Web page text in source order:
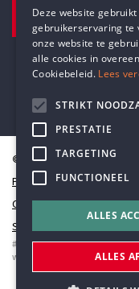
Pottenbrug
Antwerpen,
© Humanistisch Verbond
Privacy
Cookiestatement
Sitemap
#codedwithlove byCodelines
webapplicaties
mobiele apps
Deze website
gebruikerservaring te
onze website te
alle cookies in
Cookiebeleid. Lees
STRIKT
PRESTATIE
TARGETING
FUNCTIONEEL
ALLES
ALLES